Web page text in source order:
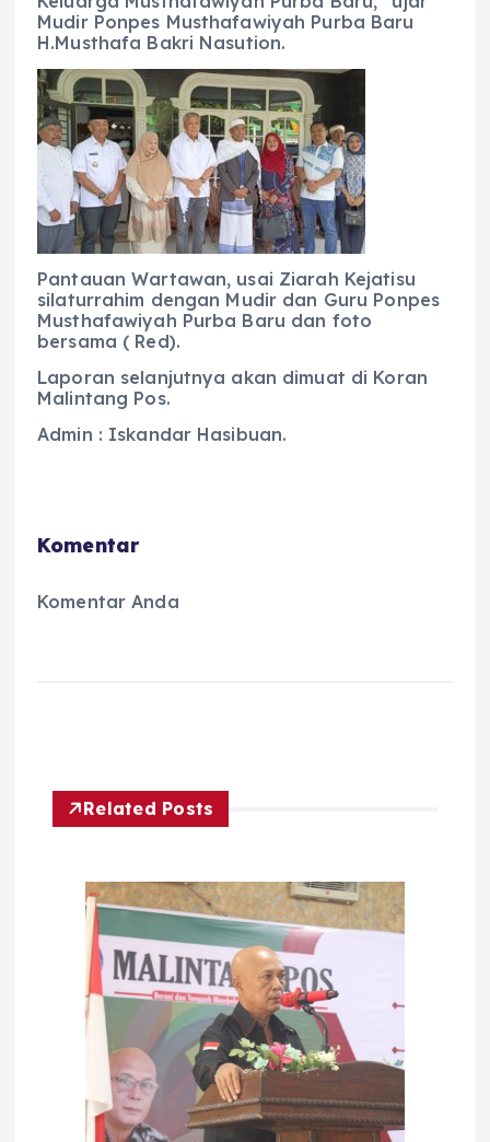
Mudir Ponpes Musthafawiyah Purba Baru
H.Musthafa Bakri Nasution.
Pantauan Wartawan, usai Ziarah Kejatisu
silaturrahim dengan Mudir dan Guru Ponpes
Musthafawiyah Purba Baru dan foto
bersama ( Red).
Laporan selanjutnya akan dimuat di Koran
Malintang Pos.
Admin : Iskandar Hasibuan.
Komentar
Komentar Anda
Related Posts